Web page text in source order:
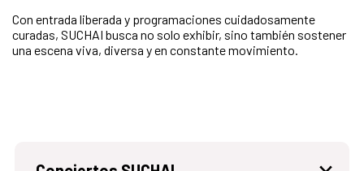
Con entrada liberada y programaciones cuidadosamente
curadas, SUCHAI busca no solo exhibir, sino también sostener
una escena viva, diversa y en constante movimiento.